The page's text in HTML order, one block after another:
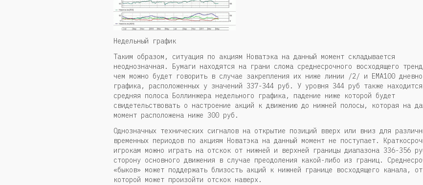
Недельный график
Таким образом, ситуация по акциям Новатэка на данный момент складывается
неоднозначная. Бумаги находятся на грани слома среднесрочного восходящего
чем можно будет говорить в случае закрепления их ниже линии /2/ и EMA100
графика, расположенных у значений 337-344 руб. У уровня 344 руб также находится
средняя полоса Боллинжера недельного графика, падение ниже которой будет
свидетельствовать о настроение акций к движению до нижней полосы, которая на
момент расположена ниже 300 руб.
Однозначных технических сигналов на открытие позиций вверх или вниз для
временных периодов по акциям Новатэка на данный момент не поступает.
игрокам можно играть на отскок от нижней и верхней границы диапазона 336-356
сторону основного движения в случае преодоления какой-либо из границ.
«быков» может поддержать близость акций к нижней границе восходящего канала, от
которой может произойти отскок наверх.